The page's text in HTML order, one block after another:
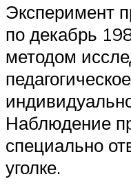
Эксперимент
по декабрь
методом
Наблюдение
специально
уголке.